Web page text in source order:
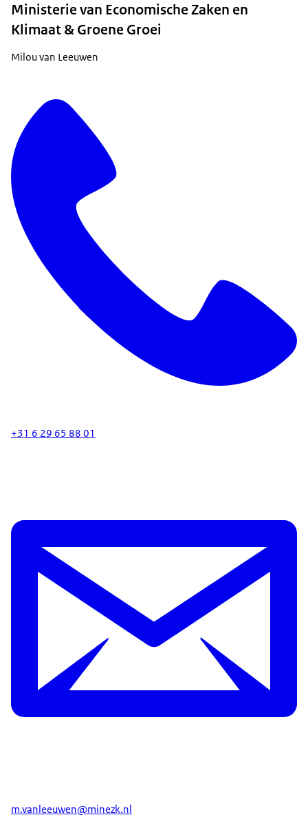
Ministerie van Economische Zaken en
Klimaat & Groene Groei
Milou van Leeuwen
+31 6 29 65 88 01
m.vanleeuwen@minezk.nl